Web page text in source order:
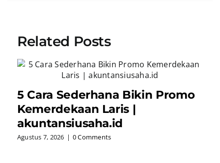
Related Posts
5 Cara Sederhana Bikin Promo
Kemerdekaan Laris |
akuntansiusaha.id
Agustus 7, 2026 | 0 Comments